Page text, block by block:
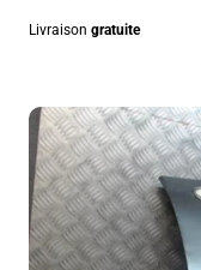
Livraison gratuite